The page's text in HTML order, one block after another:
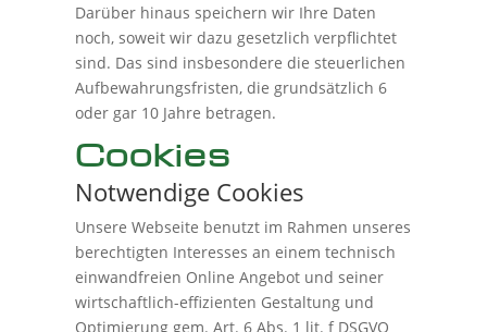
Darüber hinaus speichern wir Ihre Daten
noch, soweit wir dazu gesetzlich verpflichtet
sind. Das sind insbesondere die steuerlichen
Aufbewahrungsfristen, die grundsätzlich 6
oder gar 10 Jahre betragen.
Cookies
Notwendige Cookies
Unsere Webseite benutzt im Rahmen unseres
berechtigten Interesses an einem technisch
einwandfreien Online Angebot und seiner
wirtschaftlich-effizienten Gestaltung und
Optimierung gem. Art. 6 Abs. 1 lit. f DSGVO